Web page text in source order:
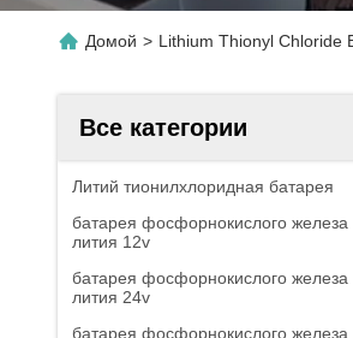
Домой > Lithium Thionyl Chloride
Все категории
Литий тионилхлоридная батарея
батарея фосфорнокислого железа
лития 12v
батарея фосфорнокислого железа
лития 24v
батарея фосфорнокислого железа